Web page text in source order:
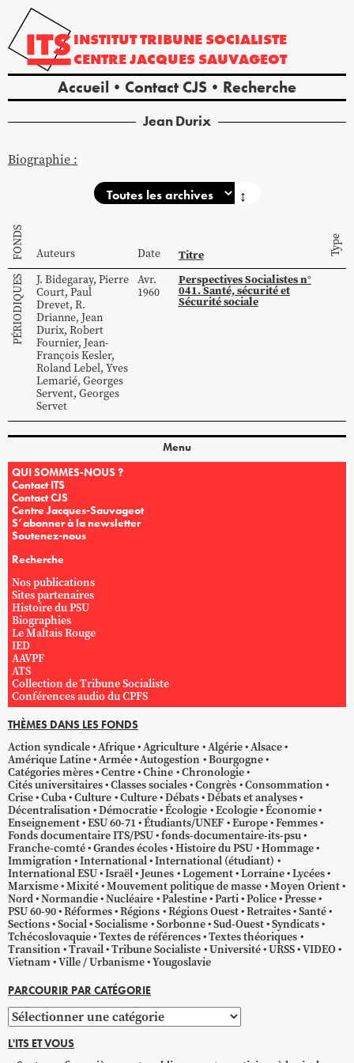
INSTITUTTRIBUNE SOCIALISTE
CENTREJACQUES SAUVAGEOT
Accueil Contact CJS Recherche
JeanDurix
Biographie :
↕
FONDS Auteurs Date Titre Type
PÉRIODIQUES J. Bidegaray, Pierre
Court, Paul
Drevet, R.
Drianne, Jean
Durix, Robert
Fournier, Jean-
FrançoisKesler,
RolandLebel, Yves
Lemarié, Georges
Servent, Georges
Servet
Avr.
1960
Perspectives Socialistes n°
041. Santé, sécurité et
Sécurité sociale
Menu
QUI SOMMES-NOUS ?
Contact ITS
Contact CJS
Centre Jacques-Sauvageot
S’abonner à la newsletter
Soutenez-nous
Recherche
Nos publications
Sites partenaires
Histoire du PSU
Biographies
Le Maltais Rouge
IED
AAVPF
ATS
Collection de Tribune Socialiste
Conférences audio du CPFS
THÈMES DANS LES FONDS
Action syndicale Afrique Agriculture Algérie Alsace
Amérique Latine Armée Autogestion
Bourgogne
Catégories mères Centre Chine Chronologie
Cités universitaires Classes sociales Congrès Consommation
Crise Cuba Culture Culture Débats Débats et analyses
Décentralisation Démocratie Écologie Ecologie Économie
Enseignement ESU 60-71 Étudiants/UNEF Europe Femmes
Fonds documentaire ITS/PSU fonds-documentaire-its-psu
Franche-comté Grandes écoles Histoire du PSU Hommage
Immigration International International (étudiant)
International ESU Israël Jeunes Logement Lorraine Lycées
Marxisme Mixité Mouvement politique de masse Moyen Orient
Nord Normandie Nucléaire Palestine Parti Police Presse
PSU 60-90 Réformes Régions Régions Ouest Retraites Santé
Sections Social Socialisme Sorbonne Sud-Ouest Syndicats
Tchécoslovaquie Textes de références Textes théoriques
Transition Travail Tribune Socialiste Université URSS VIDEO
Vietnam Ville / Urbanisme Yougoslavie
PARCOURIR PAR CATÉGORIE
Parcourir
par
catégorie
L'ITS ET VOUS